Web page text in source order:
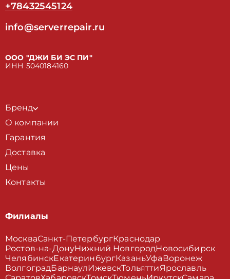
+78432545124
info@serverrepair.ru
ООО "ДЖИ БИ ЭС ПИ"
ИНН 5040184160
Бренд
О компании
Гарантия
Доставка
Цены
Контакты
Филиалы
МоскваСанкт-ПетербургКраснодар
Ростов-на-ДонуНижний НовгородНовосибирск
ЧелябинскЕкатеринбургКазаньУфаВоронеж
ВолгоградБарнаулИжевскТольяттиЯрославль